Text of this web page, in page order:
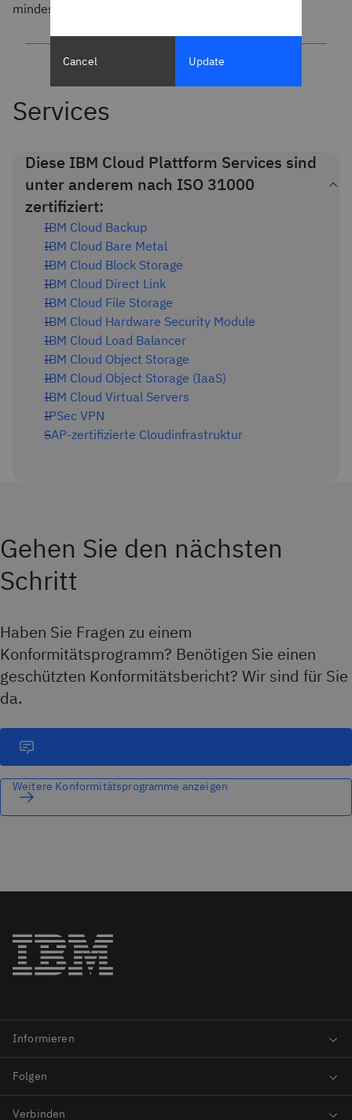
mindestens einmal pro Jahr ISO-Zertifikate aus.
Services
Diese IBM Cloud Plattform Services sind
unter anderem nach ISO 31000
zertifiziert:
IBM Cloud Backup
IBM Cloud Bare Metal
IBM Cloud Block Storage
IBM Cloud Direct Link
IBM Cloud File Storage
IBM Cloud Hardware Security Module
IBM Cloud Load Balancer
IBM Cloud Object Storage
IBM Cloud Object Storage (IaaS)
IBM Cloud Virtual Servers
IPSec VPN
SAP-zertifizierte Cloudinfrastruktur
Gehen Sie den nächsten
Schritt
Haben Sie Fragen zu einem
Konformitätsprogramm? Benötigen Sie einen
geschützten Konformitätsbericht? Wir sind für Sie
da.
Weitere Konformitätsprogramme anzeigen
Cancel Update